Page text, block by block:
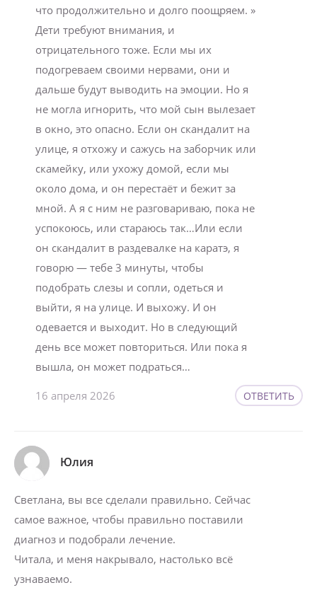
что продолжительно и долго поощряем. »
Дети требуют внимания, и
отрицательного тоже. Если мы их
подогреваем своими нервами, они и
дальше будут выводить на эмоции. Но я
не могла игнорить, что мой сын вылезает
в окно, это опасно. Если он скандалит на
улице, я отхожу и сажусь на заборчик или
скамейку, или ухожу домой, если мы
около дома, и он перестаёт и бежит за
мной. А я с ним не разговариваю, пока не
успокоюсь, или стараюсь так…Или если
он скандалит в раздевалке на каратэ, я
говорю — тебе 3 минуты, чтобы
подобрать слезы и сопли, одеться и
выйти, я на улице. И выхожу. И он
одевается и выходит. Но в следующий
день все может повториться. Или пока я
вышла, он может подраться…
16 апреля 2026 ОТВЕТИТЬ
Юлия
Светлана, вы все сделали правильно. Сейчас
самое важное, чтобы правильно поставили
диагноз и подобрали лечение.
Читала, и меня накрывало, настолько всё
узнаваемо.